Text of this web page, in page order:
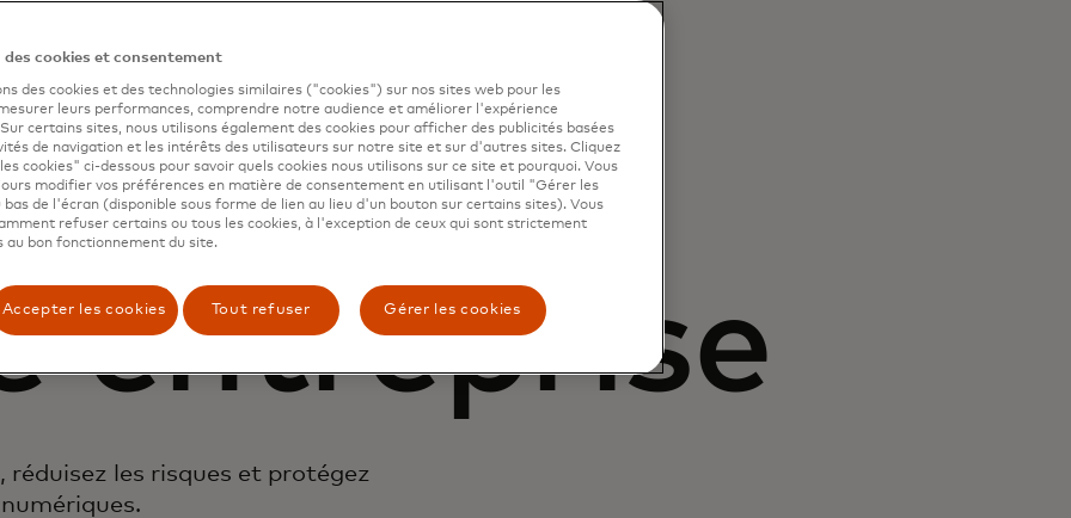
de
entreprise
les risques et protégez
cookies et consentement
des cookies et des technologies similaires ("cookies") sur nos sites web pour les
leurs performances, comprendre notre audience et améliorer l'expérience
certains sites, nous utilisons également des cookies pour afficher des publicités basées
de navigation et les intérêts des utilisateurs sur notre site et sur d'autres sites. Cliquez
cookies" ci-dessous pour savoir quels cookies nous utilisons sur ce site et pourquoi. Vous
modifier vos préférences en matière de consentement en utilisant l'outil "Gérer les
bas de l'écran (disponible sous forme de lien au lieu d'un bouton sur certains sites). Vous
refuser certains ou tous les cookies, à l'exception de ceux qui sont strictement
au bon fonctionnement du site.
Accepter les cookies Tout refuser Gérer les cookies